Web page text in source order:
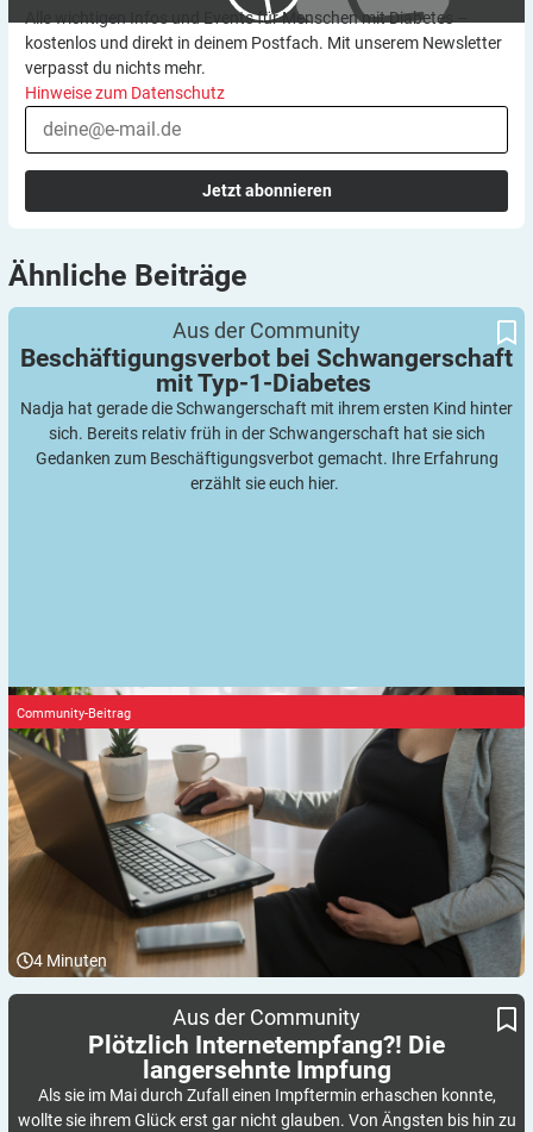
Alle wichtigen Infos und Events für Menschen mit Diabetes –
kostenlos und direkt in deinem Postfach. Mit unserem Newsletter
verpasst du nichts mehr.
Hinweise zum Datenschutz
Jetzt abonnieren
Ähnliche Beiträge
Beschäftigungsverbot bei Schwangerschaft mit Typ-1-Diabetes
Aus der Community
Beschäftigungsverbot bei Schwangerschaft
mitTyp-1-Diabetes
Nadja hat gerade die Schwangerschaft mit ihrem ersten Kind hinter
sich. Bereits relativ früh in der Schwangerschaft hat sie sich
Gedanken zum Beschäftigungsverbot gemacht. Ihre Erfahrung
erzählt sie euch hier.
4 Minuten
Community-Beitrag
Aus der Community
Plötzlich Internetempfang?! Die
langersehnte Impfung
Als sie im Mai durch Zufall einen Impftermin erhaschen konnte,
wollte sie ihrem Glück erst gar nicht glauben. Von Ängsten bis hin zu